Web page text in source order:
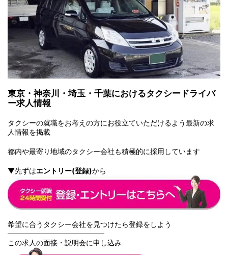
東京・神奈川・埼玉・千葉におけるタクシードライバ
ー求人情報
タクシーの就職をお考えの方にお役立ていただけるよう最新の求
人情報を掲載
都内や最寄り地域のタクシー会社も積極的に採用しています
▼先ずはエントリー(登録)から
希望に合うタクシー会社を見つけたら登録をしよう
───────────────────
この求人の面接・説明会に申し込み